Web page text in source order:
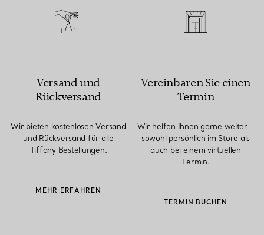
Versand und
Rückversand
Wir bieten kostenlosen Versand
und Rückversand für alle
Tiffany Bestellungen.
MEHR ERFAHREN
Vereinbaren Sie einen
Termin
Wir helfen Ihnen gerne weiter –
sowohl persönlich im Store als
auch bei einem virtuellen
Termin.
TERMIN BUCHEN